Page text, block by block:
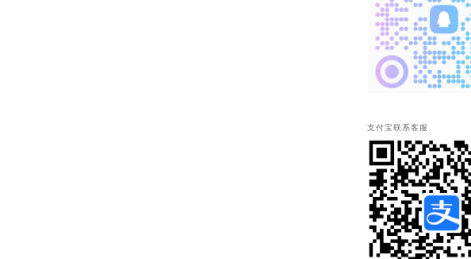
支付宝联系客服